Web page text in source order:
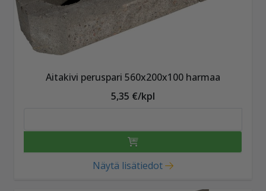
Aitakivi peruspari 560x200x100 harmaa
5,35 €/kpl
Näytä lisätiedot